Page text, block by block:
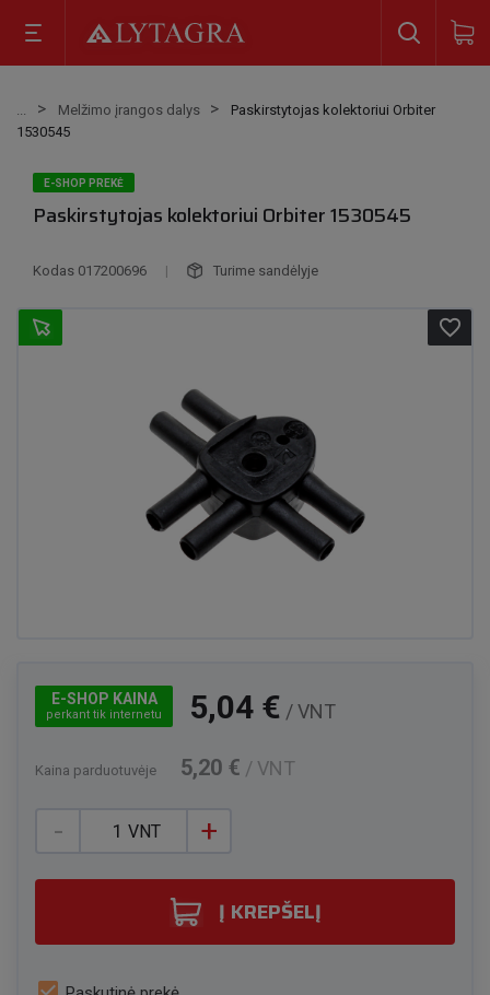
Melžimo įrangos dalys
Paskirstytojas kolektoriui Orbiter
1530545
E-SHOP PREKĖ
Paskirstytojas kolektoriui Orbiter 1530545
Kodas 017200696 | Turime sandėlyje
favorite_border
E-SHOP KAINA
perkant tik internetu 5,04 € / VNT
Kaina parduotuvėje 5,20 € / VNT
- +
VNT
Į KREPŠELĮ